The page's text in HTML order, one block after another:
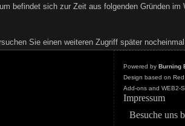
befindet sich zur Zeit aus folgenden Gründen im
Sie einen weiteren Zugriff später
Powered by Burning
Design based on
Add-ons and WEB2-
Impressum
Besuche uns